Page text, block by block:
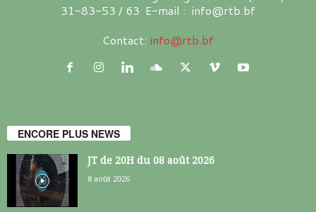
31-83-53 / 63 E-mail : info@rtb.bf
Contact: info@rtb.bf
ENCORE PLUS NEWS
JT de 20H du 08 août 2026
8 août 2026